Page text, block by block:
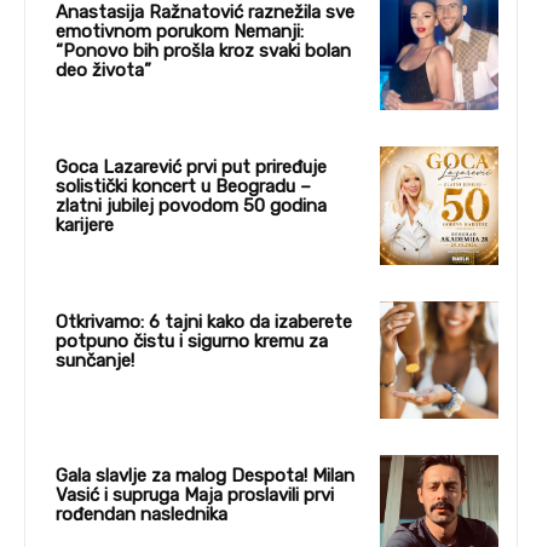
Anastasija Ražnatović raznežila sve
emotivnom porukom Nemanji:
“Ponovo bih prošla kroz svaki bolan
deo života”
Goca Lazarević prvi put priređuje
solistički koncert u Beogradu –
zlatni jubilej povodom 50 godina
karijere
Otkrivamo: 6 tajni kako da izaberete
potpuno čistu i sigurno kremu za
sunčanje!
Gala slavlje za malog Despota! Milan
Vasić i supruga Maja proslavili prvi
rođendan naslednika